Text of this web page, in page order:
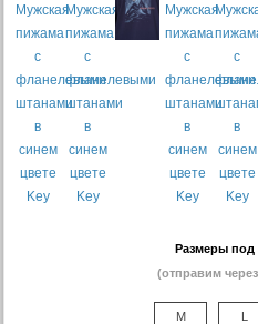
Размеры под
(отправим
M L